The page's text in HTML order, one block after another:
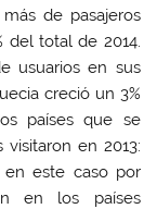
de pasajeros
del total de 2014.
usuarios en sus
creció un 3%
países que se
en 2013:
en este caso por
en los países